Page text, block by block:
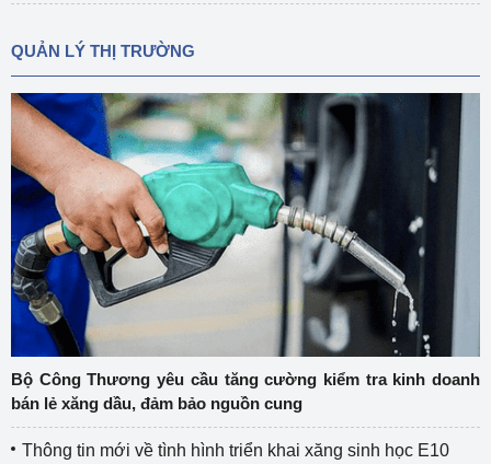
QUẢN LÝ THỊ TRƯỜNG
Bộ Công Thương yêu cầu tăng cường kiểm tra kinh doanh
bán lẻ xăng dầu, đảm bảo nguồn cung
Thông tin mới về tình hình triển khai xăng sinh học E10